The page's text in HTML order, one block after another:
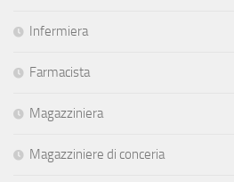
Infermiera
Farmacista
Magazziniera
Magazziniere di conceria